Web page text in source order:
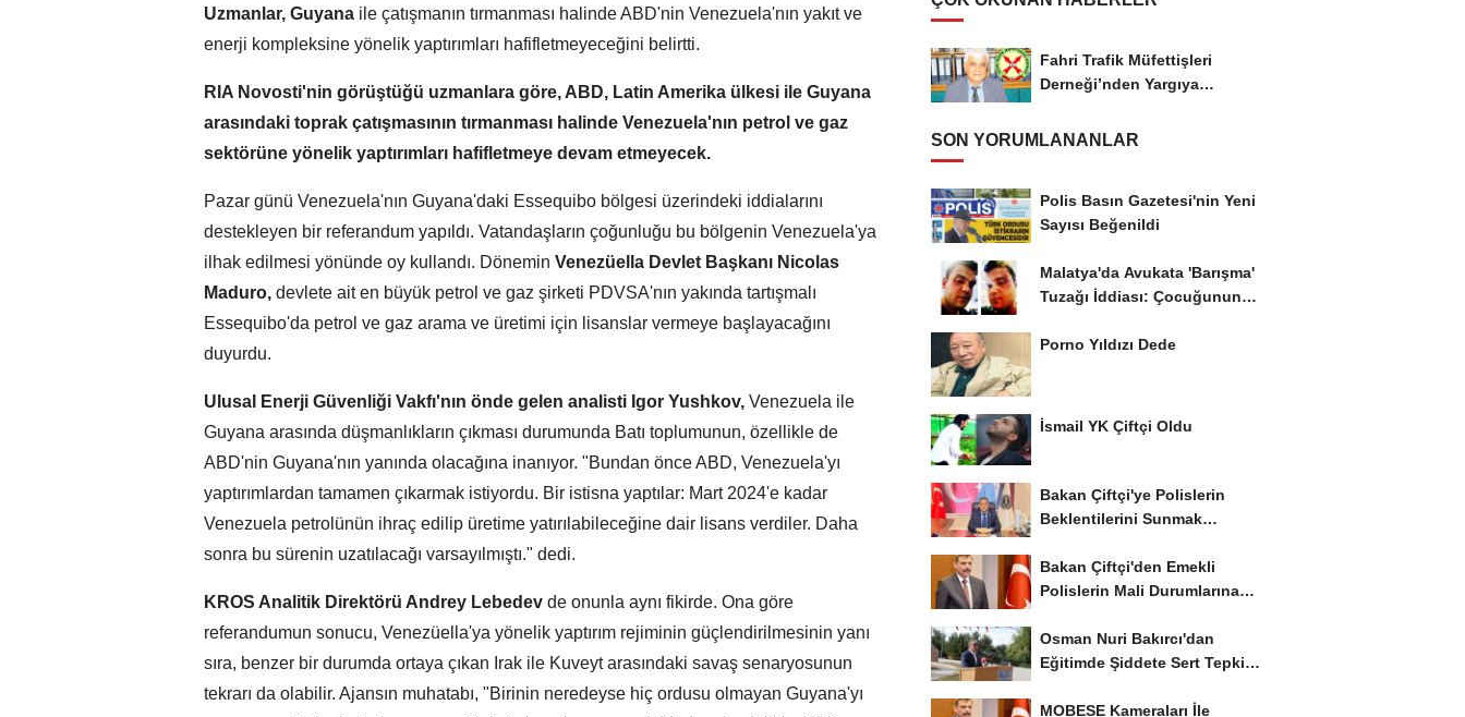
Uzmanlar, Guyana ile çatışmanın tırmanması halinde ABD'nin Venezuela'nın yakıt ve
enerji kompleksine yönelik yaptırımları hafifletmeyeceğini belirtti.
RIA Novosti'nin görüştüğü uzmanlara göre, ABD, Latin Amerika ülkesi ile Guyana
arasındaki toprak çatışmasının tırmanması halinde Venezuela'nın petrol ve gaz
sektörüne yönelik yaptırımları hafifletmeye devam etmeyecek.
Pazar günü Venezuela'nın Guyana'daki Essequibo bölgesi üzerindeki iddialarını
destekleyen bir referandum yapıldı. Vatandaşların çoğunluğu bu bölgenin Venezuela'ya
ilhak edilmesi yönünde oy kullandı. Dönemin Venezüella Devlet Başkanı Nicolas
Maduro, devlete ait en büyük petrol ve gaz şirketi PDVSA'nın yakında tartışmalı
Essequibo'da petrol ve gaz arama ve üretimi için lisanslar vermeye başlayacağını
duyurdu.
Ulusal Enerji Güvenliği Vakfı'nın önde gelen analisti Igor Yushkov, Venezuela ile
Guyana arasında düşmanlıkların çıkması durumunda Batı toplumunun, özellikle de
ABD'nin Guyana'nın yanında olacağına inanıyor. "Bundan önce ABD, Venezuela'yı
yaptırımlardan tamamen çıkarmak istiyordu. Bir istisna yaptılar: Mart 2024'e kadar
Venezuela petrolünün ihraç edilip üretime yatırılabileceğine dair lisans verdiler. Daha
sonra bu sürenin uzatılacağı varsayılmıştı." dedi.
KROS Analitik Direktörü Andrey Lebedev de onunla aynı fikirde. Ona göre
referandumun sonucu, Venezüella'ya yönelik yaptırım rejiminin güçlendirilmesinin yanı
sıra, benzer bir durumda ortaya çıkan Irak ile Kuveyt arasındaki savaş senaryosunun
tekrarı da olabilir. Ajansın muhatabı, "Birinin neredeyse hiç ordusu olmayan Guyana'yı
Fahri Trafik Müfettişleri
Derneği’nden Yargıya
SON YORUMLANANLAR
Polis Basın Gazetesi'nin Yeni
Sayısı Beğenildi
Malatya'da Avukata 'Barışma'
Tuzağı İddiası: Çocuğunun
Porno Yıldızı Dede
İsmail YK Çiftçi Oldu
Bakan Çiftçi'ye Polislerin
Beklentilerini Sunmak
Bakan Çiftçi'den Emekli
Polislerin Mali Durumlarına
Osman Nuri Bakırcı'dan
Eğitimde Şiddete Sert Tepki:
MOBESE Kameraları İle